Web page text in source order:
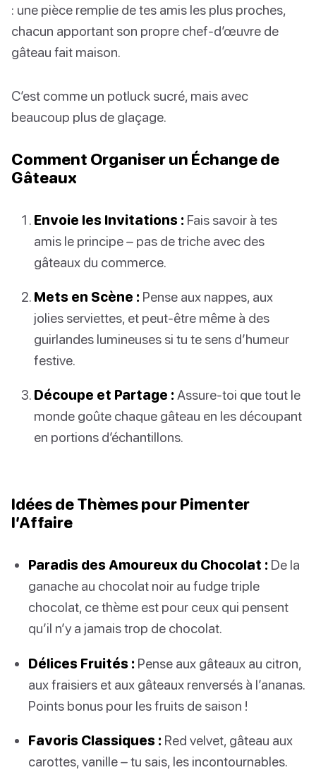
: une pièce remplie de tes amis les plus proches,
chacun apportant son propre chef-d’œuvre de
gâteau fait maison.
C’est comme un potluck sucré, mais avec
beaucoup plus de glaçage.
Comment Organiser un Échange de
Gâteaux
Envoie les Invitations : Fais savoir à tes
amis le principe – pas de triche avec des
gâteaux du commerce.
Mets en Scène : Pense aux nappes, aux
jolies serviettes, et peut-être même à des
guirlandes lumineuses si tu te sens d’humeur
festive.
Découpe et Partage : Assure-toi que tout le
monde goûte chaque gâteau en les découpant
en portions d’échantillons.
Idées de Thèmes pour Pimenter
l’Affaire
Paradis des Amoureux du Chocolat : De la
ganache au chocolat noir au fudge triple
chocolat, ce thème est pour ceux qui pensent
qu’il n’y a jamais trop de chocolat.
Délices Fruités : Pense aux gâteaux au citron,
aux fraisiers et aux gâteaux renversés à l’ananas.
Points bonus pour les fruits de saison !
Favoris Classiques : Red velvet, gâteau aux
carottes, vanille – tu sais, les incontournables.